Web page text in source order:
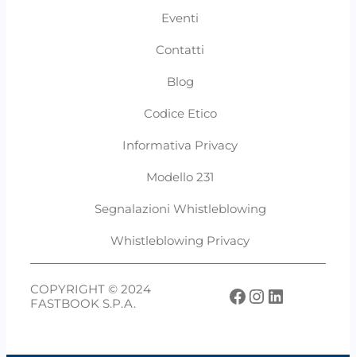
Eventi
Contatti
Blog
Codice Etico
Informativa Privacy
Modello 231
Segnalazioni Whistleblowing
Whistleblowing Privacy
COPYRIGHT © 2024
FASTBOOK S.P.A.
Facebook
Instagram
LinkedIn